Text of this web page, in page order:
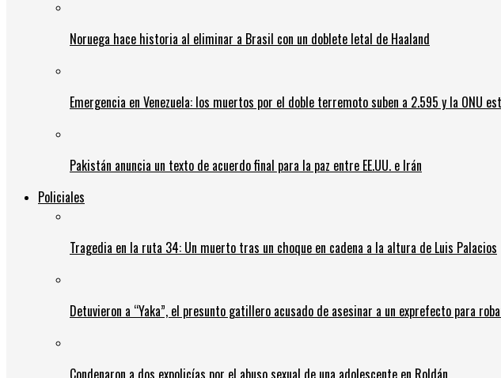
Noruega hace historia al eliminar a Brasil con un doblete letal de Haaland
Emergencia en Venezuela: los muertos por el doble terremoto suben a 2.595 y la ONU
Pakistán anuncia un texto de acuerdo final para la paz entre EE.UU. e Irán
Policiales
Tragedia en la ruta 34: Un muerto tras un choque en cadena a la altura de Luis Palacios
Detuvieron a “Yaka”, el presunto gatillero acusado de asesinar a un exprefecto para